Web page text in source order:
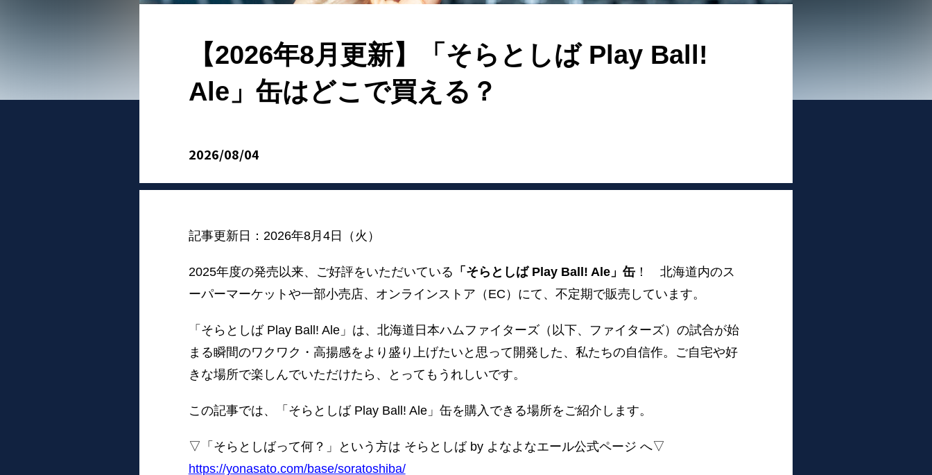
【2026年8月更新】「そらとしば Play Ball!
Ale」缶はどこで買える？
2026/08/04
記事更新日：2026年8月4日（火）
2025年度の発売以来、ご好評をいただいている 「そらとしば Play Ball! Ale」缶！ 北海道内のス
ーパーマーケットや一部小売店、オンラインストア（EC）にて、不定期で販売しています。
「そらとしば Play Ball! Ale」は、北海道日本ハムファイターズ（以下、ファイターズ）の試合が始
まる瞬間のワクワク・高揚感をより盛り上げたいと思って開発した、私たちの自信作。ご自宅や好
きな場所で楽しんでいただけたら、とってもうれしいです。
この記事では、「そらとしば Play Ball! Ale」缶を購入できる場所をご紹介します。
▽「そらとしばって何？」という方は そらとしば by よなよなエール公式ページ へ▽
https://yonasato.com/base/soratoshiba/